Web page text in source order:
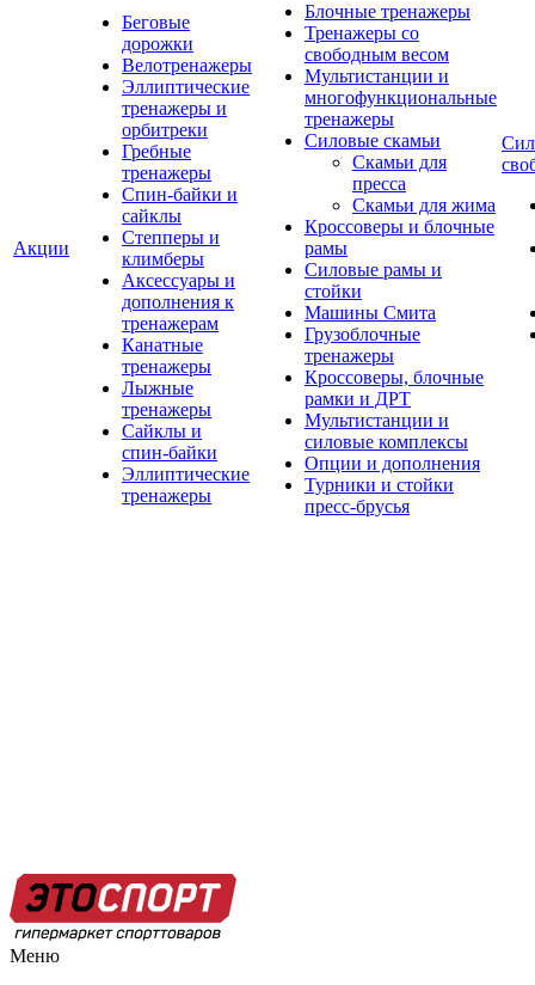
Акции
Беговые
дорожки
Велотренажеры
Эллиптические
тренажеры и
орбитреки
Гребные
тренажеры
Спин-байки и
сайклы
Степперы и
климберы
Аксессуары и
дополнения к
тренажерам
Канатные
тренажеры
Лыжные
тренажеры
Сайклы и
спин-байки
Эллиптические
тренажеры
Блочные тренажеры
Тренажеры со
свободным весом
Мультистанции и
многофункциональные
тренажеры
Силовые скамьи
Скамьи для
пресса
Скамьи для жима
Кроссоверы и блочные
рамы
Силовые рамы и
стойки
Машины Смита
Грузоблочные
тренажеры
Кроссоверы, блочные
рамки и ДРТ
Мультистанции и
силовые комплексы
Опции и дополнения
Турники и стойки
пресс-брусья
Меню